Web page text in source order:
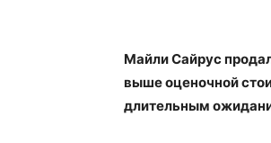
Майли Сайрус
выше оценочной
длительным